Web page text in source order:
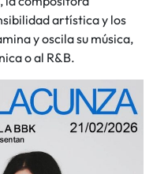
artística y los
y oscila su música,
o al R&B.